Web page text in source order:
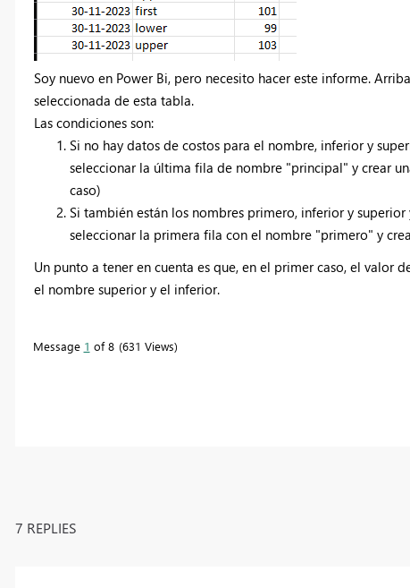
Soy nuevo en Power Bi, pero necesito hacer este informe.
seleccionada de esta tabla.
Las condiciones son:
Si no hay datos de costos para el nombre, inferior y
seleccionar la última fila de nombre "principal" y crear
caso)
Si también están los nombres primero, inferior y
seleccionar la primera fila con el nombre "primero" y
Un punto a tener en cuenta es que, en el primer caso, el
el nombre superior y el inferior.
Message 1 of 8 631 Views
7 REPLIES